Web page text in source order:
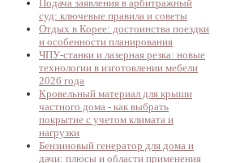
Подача заявления в арбитражный
суд: ключевые правила и советы
Отдых в Корее: достоинства поездки
и особенности планирования
ЧПУ-станки и лазерная резка: новые
технологии в изготовлении мебели
2026 года
Кровельный материал для крыши
частного дома - как выбрать
покрытие с учетом климата и
нагрузки
Бензиновый генератор для дома и
дачи: плюсы и области применения